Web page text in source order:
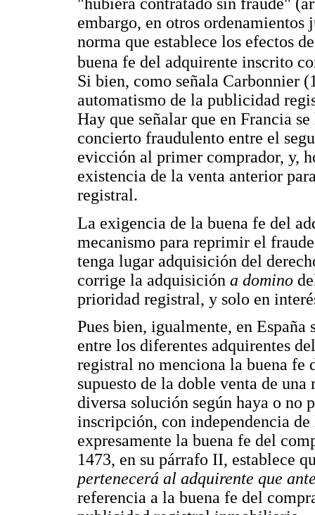
embargo, en otros
norma que establece los efectos
buena fe del adquirente inscrito
Si bien, como señala Carbonnier
automatismo de la publicidad
Hay que señalar que en Francia
concierto fraudulento entre el
evicción al primer comprador, y,
existencia de la venta anterior
registral.
La exigencia de la buena fe del
mecanismo para reprimir el
tenga lugar adquisición del
corrige la adquisición a domino
prioridad registral, y solo en
Pues bien, igualmente, en
entre los diferentes adquirentes
registral no menciona la buena
supuesto de la doble venta de
diversa solución según haya o no
inscripción, con independencia
expresamente la buena fe del
1473, en su párrafo II, establece
pertenecerá al adquirente que
referencia a la buena fe del